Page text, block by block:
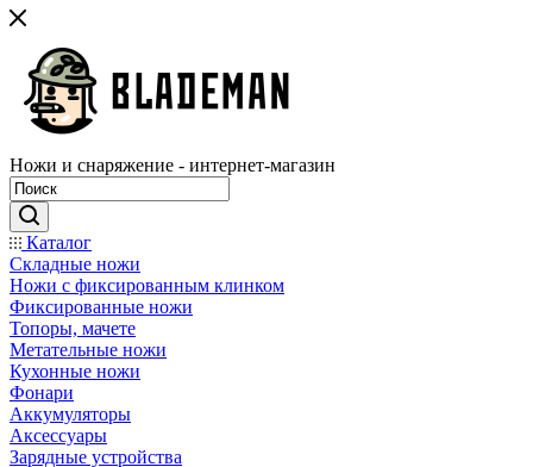
Ножи и снаряжение - интернет-магазин
Каталог
Складные ножи
Ножи с фиксированным клинком
Фиксированные ножи
Топоры, мачете
Метательные ножи
Кухонные ножи
Фонари
Аккумуляторы
Аксессуары
Зарядные устройства